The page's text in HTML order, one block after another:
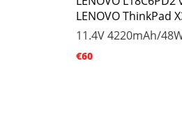
LENOVO ThinkPad
11.4V4220mAh/
€60